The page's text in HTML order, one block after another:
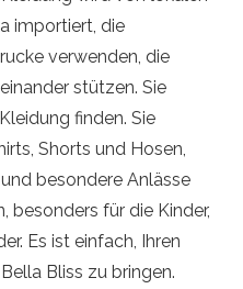
importiert, die
verwenden, die
stützen. Sie
finden. Sie
Shorts und Hosen,
besondere Anlässe
besonders für die Kinder,
Es ist einfach, Ihren
Bliss zu bringen.